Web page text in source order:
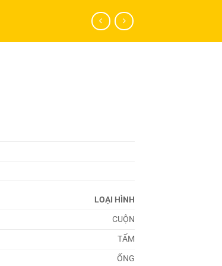
LOẠI HÌNH
CUỘN
TẤM
ỐNG